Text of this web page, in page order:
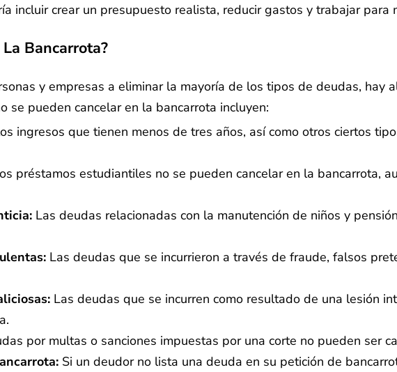
incluir crear un presupuesto realista, reducir gastos y trabajar para
Bancarrota?
y empresas a eliminar la mayoría de los tipos de deudas, hay
pueden cancelar en la bancarrota incluyen:
ingresos que tienen menos de tres años, así como otros ciertos
préstamos estudiantiles no se pueden cancelar en la bancarrota,
Las deudas relacionadas con la manutención de niños y
Las deudas que se incurrieron a través de fraude, falsos
Las deudas que se incurren como resultado de una lesión
por multas o sanciones impuestas por una corte no pueden ser
Si un deudor no lista una deuda en su petición de